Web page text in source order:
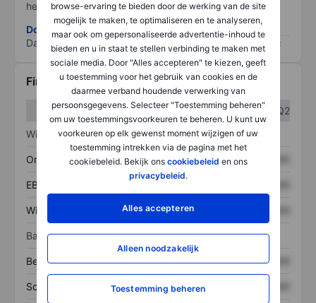
browse-ervaring te bieden door de werking van de site
mogelijk te maken, te optimaliseren en te analyseren,
maar ook om gepersonaliseerde advertentie-inhoud te
bieden en u in staat te stellen verbinding te maken met
sociale media. Door "Alles accepteren" te kiezen, geeft
u toestemming voor het gebruik van cookies en de
daarmee verband houdende verwerking van
persoonsgegevens. Selecteer "Toestemming beheren"
om uw toestemmingsvoorkeuren te beheren. U kunt uw
voorkeuren op elk gewenst moment wijzigen of uw
toestemming intrekken via de pagina met het
cookiebeleid. Bekijk ons cookiebeleid en ons
privacybeleid.
Alles accepteren
Alleen noodzakelijk
Toestemming beheren
het grootste risico).
Download de ESG-risicomethodologie
Data provided by
/
Financiële gegevens
Q1
Q2
Winst/verlies
Omzet XXXXXXX XXXXXXX
EBITDA
Winst XXXXXXX
Balans
Bezittingen XXXXXXX XXXXXXX
Schulden XXXXXXX